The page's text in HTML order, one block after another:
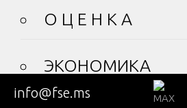
О Ц Е Н К А
ЭКОНОМИКА
info@fse.ms